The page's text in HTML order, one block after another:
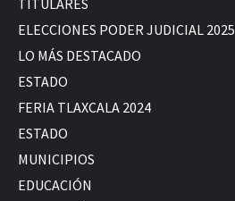
TITULARES
ELECCIONES PODER JUDICIAL 2025
LO MÁS DESTACADO
ESTADO
FERIA TLAXCALA 2024
ESTADO
MUNICIPIOS
EDUCACIÓN